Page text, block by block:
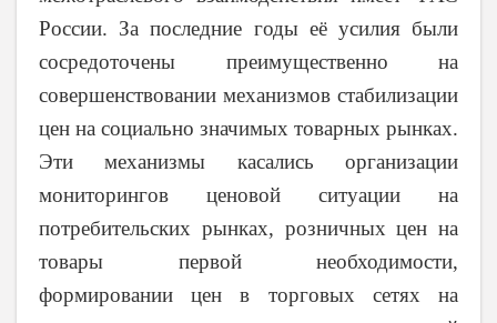
России. За последние годы её усилия были
сосредоточены преимущественно на
совершенствовании механизмов стабилизации
цен на социально значимых товарных рынках.
Эти механизмы касались организации
мониторингов ценовой ситуации на
потребительских рынках, розничных цен на
товары первой необходимости,
формировании цен в торговых сетях на